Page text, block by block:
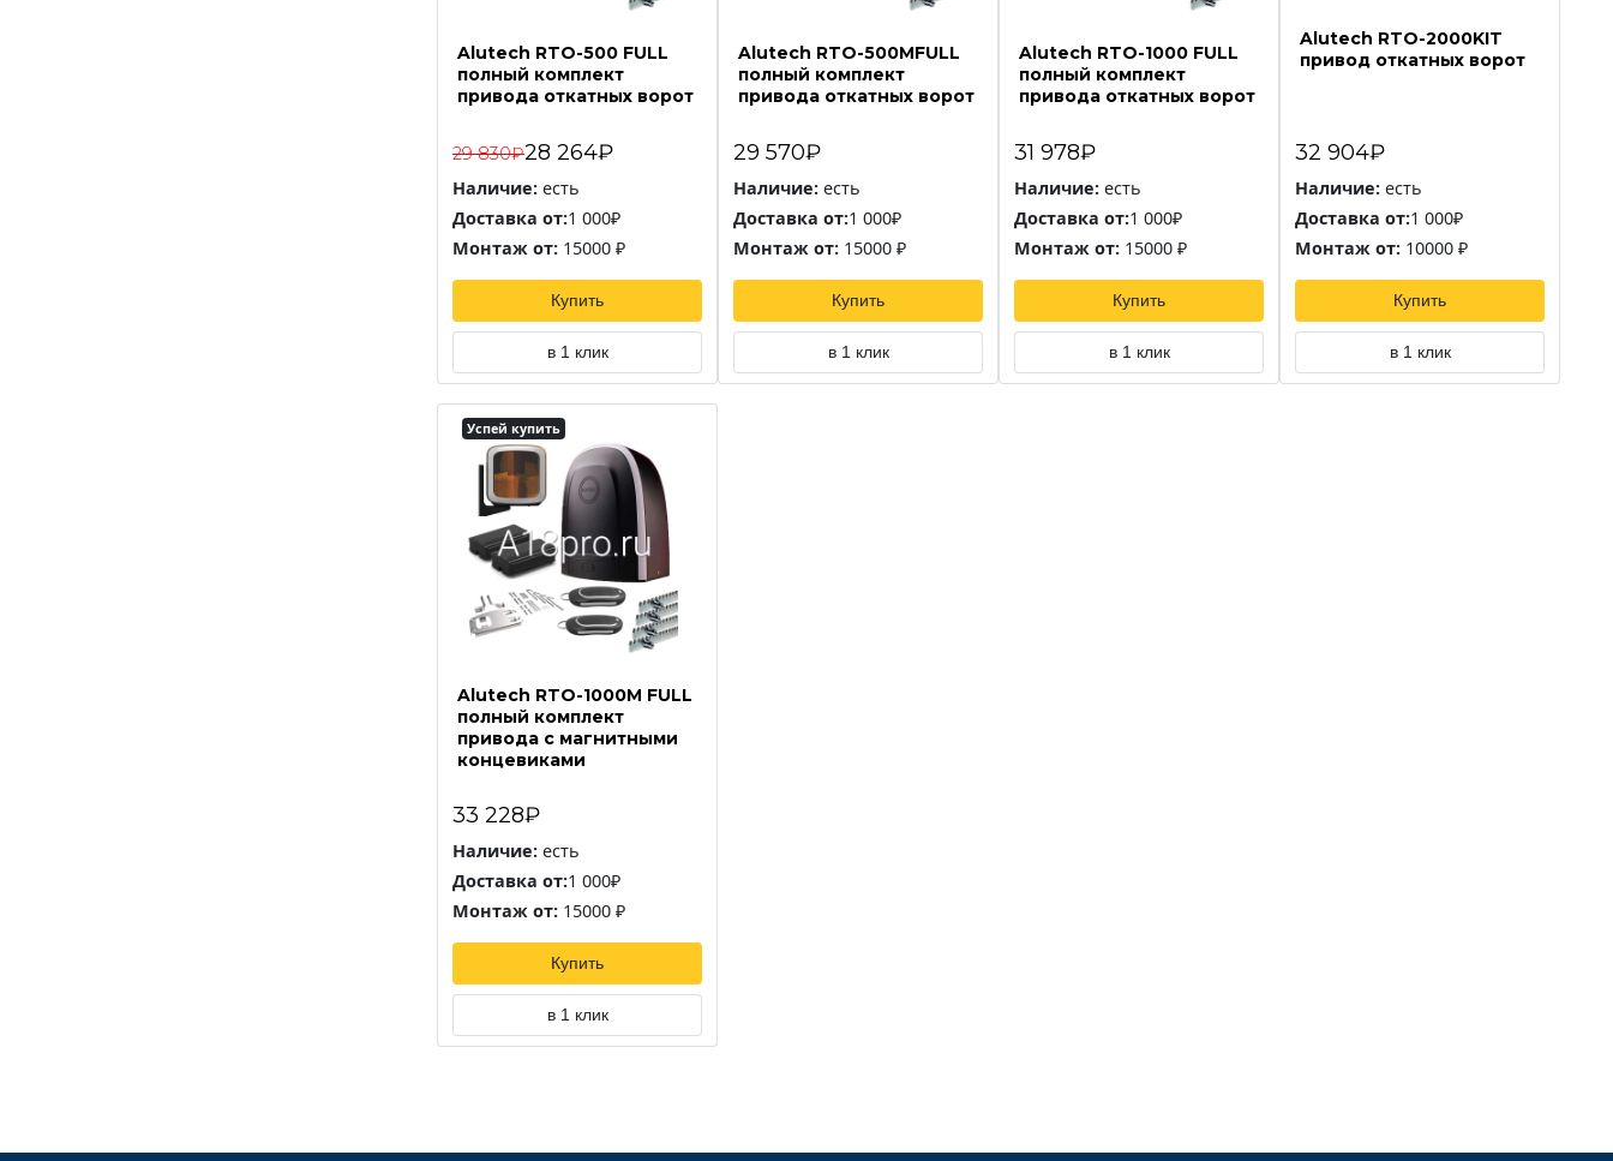
Alutech RTO-500 FULL
полный комплект
привода откатных ворот
29 830₽28 264₽
Наличие: есть
Доставка от:1 000₽
Монтаж от: 15000 ₽
Купить
в 1 клик
Alutech RTO-500MFULL
полный комплект
привода откатных ворот
29 570₽
Наличие: есть
Доставка от:1 000₽
Монтаж от: 15000 ₽
Купить
в 1 клик
Alutech RTO-1000 FULL
полный комплект
привода откатных ворот
31 978₽
Наличие: есть
Доставка от:1 000₽
Монтаж от: 15000 ₽
Купить
в 1 клик
Alutech RTO-2000KIT
привод откатных ворот
32 904₽
Наличие: есть
Доставка от:1 000₽
Монтаж от: 10000 ₽
Купить
в 1 клик
Успей купить
Alutech RTO-1000M FULL
полный комплект
привода с магнитными
концевиками
33 228₽
Наличие: есть
Доставка от:1 000₽
Монтаж от: 15000 ₽
Купить
в 1 клик